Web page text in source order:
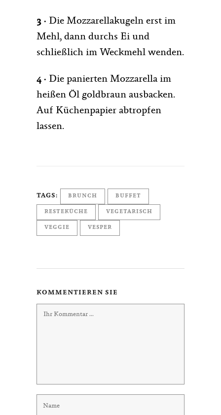
3 · Die Mozzarellakugeln erst im
Mehl, dann durchs Ei und
schließlich im Weckmehl wenden.
4 · Die panierten Mozzarella im
heißen Öl goldbraun ausbacken.
Auf Küchenpapier abtropfen
lassen.
TAGS: BRUNCH BUFFET
RESTEKÜCHE VEGETARISCH
VEGGIE VESPER
KOMMENTIEREN SIE